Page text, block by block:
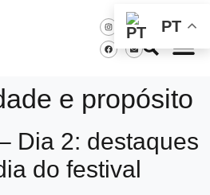
e propósito
Dia 2: destaques
do festival
PT